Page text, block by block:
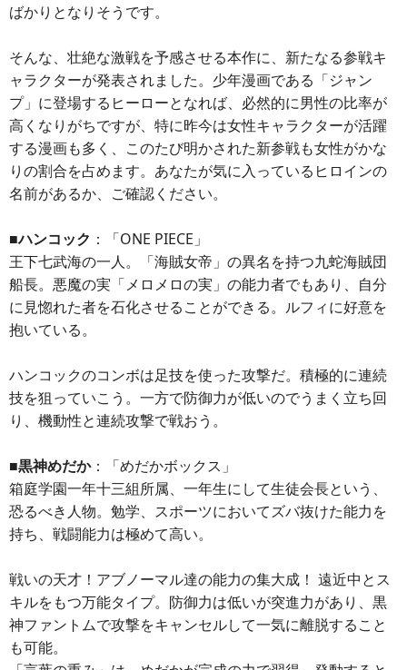
ばかりとなりそうです。
そんな、壮絶な激戦を予感させる本作に、新たなる参戦キ
ャラクターが発表されました。少年漫画である「ジャン
プ」に登場するヒーローとなれば、必然的に男性の比率が
高くなりがちですが、特に昨今は女性キャラクターが活躍
する漫画も多く、このたび明かされた新参戦も女性がかな
りの割合を占めます。あなたが気に入っているヒロインの
名前があるか、ご確認ください。
■ハンコック ：「ONE PIECE」
王下七武海の一人。「海賊女帝」の異名を持つ九蛇海賊団
船長。悪魔の実「メロメロの実」の能力者でもあり、自分
に見惚れた者を石化させることができる。ルフィに好意を
抱いている。
ハンコックのコンボは足技を使った攻撃だ。積極的に連続
技を狙っていこう。一方で防御力が低いのでうまく立ち回
り、機動性と連続攻撃で戦おう。
■黒神めだか：「めだかボックス」
箱庭学園一年十三組所属、一年生にして生徒会長という、
恐るべき人物。勉学、スポーツにおいてズバ抜けた能力を
持ち、戦闘能力は極めて高い。
戦いの天才！アブノーマル達の能力の集大成！ 遠近中とス
キルをもつ万能タイプ。防御力は低いが突進力があり、黒
神ファントムで攻撃をキャンセルして一気に離脱すること
も可能。